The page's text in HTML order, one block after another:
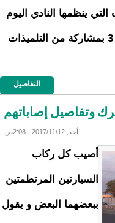
التي ينظمها النادي اليوم
لصالح الثانوية وإعدادية ازويرات رقم 3 بمشاركة من التلميذات
التفاصيل
وتفاصيل إصاباتهم
أحد, 2017/11/12 - 2:08ص
أصيب كل ركاب
السيارتين المرتطمتين
ببعضهما البعض و يقول